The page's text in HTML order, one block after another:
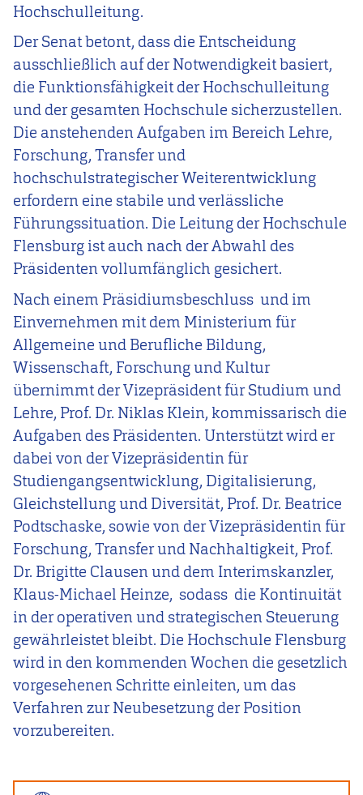
Hochschulleitung.
Der Senat betont, dass die Entscheidung
ausschließlich auf der Notwendigkeit basiert,
die Funktionsfähigkeit der Hochschulleitung
und der gesamten Hochschule sicherzustellen.
Die anstehenden Aufgaben im Bereich Lehre,
Forschung, Transfer und
hochschulstrategischer Weiterentwicklung
erfordern eine stabile und verlässliche
Führungssituation. Die Leitung der Hochschule
Flensburg ist auch nach der Abwahl des
Präsidenten vollumfänglich gesichert.
Nach einem Präsidiumsbeschluss und im
Einvernehmen mit dem Ministerium für
Allgemeine und Berufliche Bildung,
Wissenschaft, Forschung und Kultur
übernimmt der Vizepräsident für Studium und
Lehre, Prof. Dr. Niklas Klein, kommissarisch die
Aufgaben des Präsidenten. Unterstützt wird er
dabei von der Vizepräsidentin für
Studiengangsentwicklung, Digitalisierung,
Gleichstellung und Diversität, Prof. Dr. Beatrice
Podtschaske, sowie von der Vizepräsidentin für
Forschung, Transfer und Nachhaltigkeit, Prof.
Dr. Brigitte Clausen und dem Interimskanzler,
Klaus-Michael Heinze, sodass die Kontinuität
in der operativen und strategischen Steuerung
gewährleistet bleibt. Die Hochschule Flensburg
wird in den kommenden Wochen die gesetzlich
vorgesehenen Schritte einleiten, um das
Verfahren zur Neubesetzung der Position
vorzubereiten.